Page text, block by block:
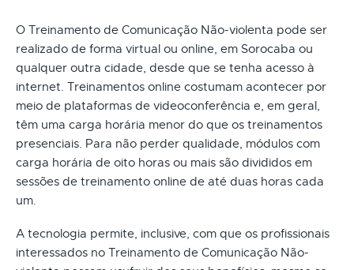
O Treinamento de Comunicação Não-violenta pode ser
realizado de forma virtual ou online, em Sorocaba ou
qualquer outra cidade, desde que se tenha acesso à
internet. Treinamentos online costumam acontecer por
meio de plataformas de videoconferência e, em geral,
têm uma carga horária menor do que os treinamentos
presenciais. Para não perder qualidade, módulos com
carga horária de oito horas ou mais são divididos em
sessões de treinamento online de até duas horas cada
um.
A tecnologia permite, inclusive, com que os profissionais
interessados no Treinamento de Comunicação Não-